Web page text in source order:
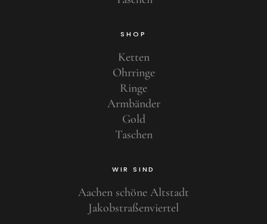
SHOP
Ketten
Ohrringe
Ringe
Armbänder
Gold
Taschen
WIR SIND
Aachen schöne Altstadt
Jakobstraßenviertel